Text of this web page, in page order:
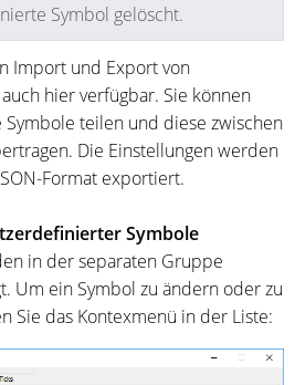
Symbol gelöscht.
Import und Export von
hier verfügbar. Sie können
teilen und diese zwischen
Die Einstellungen werden
Format exportiert.
Symbole
in der separaten Gruppe
Um ein Symbol zu ändern oder zu
Sie das Kontexmenü in der Liste: